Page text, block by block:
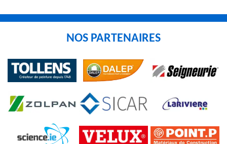
NOS PARTENAIRES